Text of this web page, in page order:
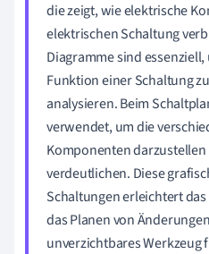
die zeigt, wie elektrische
elektrischen Schaltung
Diagramme sind
Funktion einer Schaltung
analysieren. Beim
verwendet, um die
Komponenten
verdeutlichen. Diese
Schaltungen erleichtert
das Planen von
unverzichtbares Werkzeug